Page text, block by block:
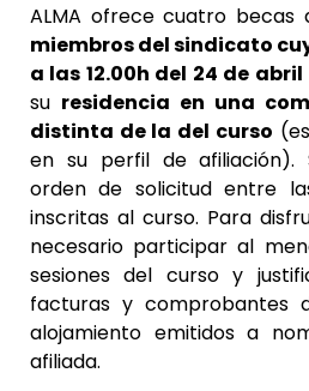
ALMA ofrece cuatro
miembros del sindicato
a las 12.00h del 24 de abril
su residencia en una
distinta de la del curso
en su perfil de afiliación).
orden de solicitud entre
inscritas al curso. Para
necesario participar al
sesiones del curso y
facturas y comprobantes
alojamiento emitidos a
afiliada.